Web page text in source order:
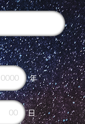
年
日